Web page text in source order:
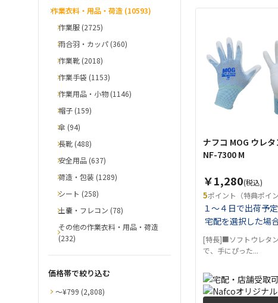
作業衣料・用品・荷造 (10593)
作業服 (2725)
雨合羽・カッパ (360)
作業靴 (2018)
作業手袋 (1153)
作業用品・小物 (1146)
帽子 (159)
傘 (94)
長靴 (488)
安全用品 (637)
荷造・包装 (1289)
シート (258)
土嚢・フレコン (78)
その他の作業衣料・用品・荷造
(232)
価格帯で絞り込む
〜¥799 (2,808)
ナフコ MOG ウレ
NF-7300 M
￥1,280(税込)
5ポイント（特典ポイン
１～４日で出荷予定
宅配を選択した場
[特長]■ソフトウレタ
で、手にぴった...